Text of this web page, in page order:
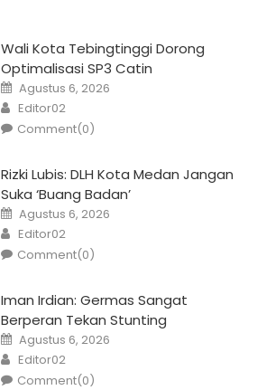
Wali Kota Tebingtinggi Dorong
Optimalisasi SP3 Catin
Posted
on
Agustus 6, 2026
Author
Editor02
Comment(0)
Rizki Lubis: DLH Kota Medan Jangan
Suka ‘Buang Badan’
Posted
on
Agustus 6, 2026
Author
Editor02
Comment(0)
Iman Irdian: Germas Sangat
Berperan Tekan Stunting
Posted
on
Agustus 6, 2026
Author
Editor02
Comment(0)